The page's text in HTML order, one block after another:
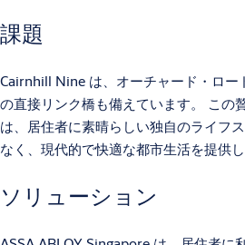
課題
Cairnhill Nine は、オーチャード・ロー
の直接リンク橋も備えています。 この
は、居住者に素晴らしい独自のライフ
なく、現代的で快適な都市生活を提供し
ソリューション